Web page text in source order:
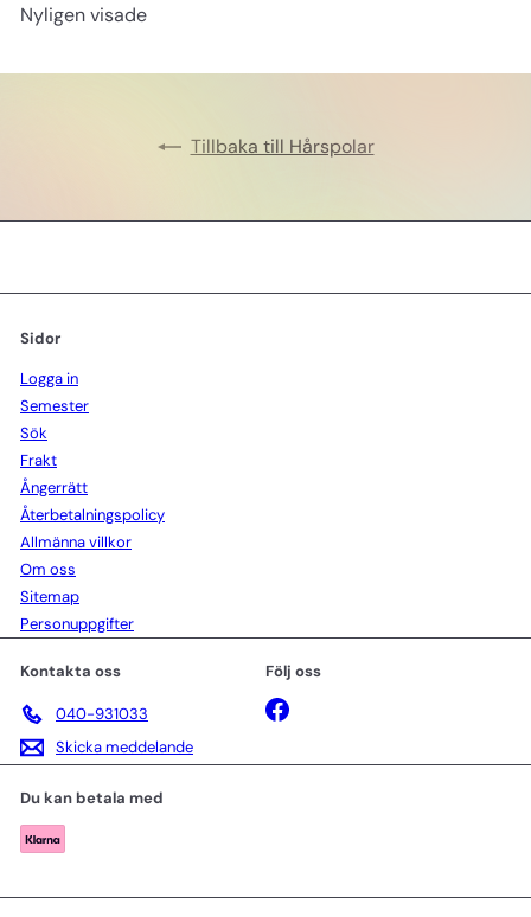
Nyligen visade
Tillbaka till Hårspolar
Sidor
Logga in
Semester
Sök
Frakt
Ångerrätt
Återbetalningspolicy
Allmänna villkor
Om oss
Sitemap
Personuppgifter
Kontakta oss
040-931033
Skicka meddelande
Följ oss
Facebook
Du kan betala med